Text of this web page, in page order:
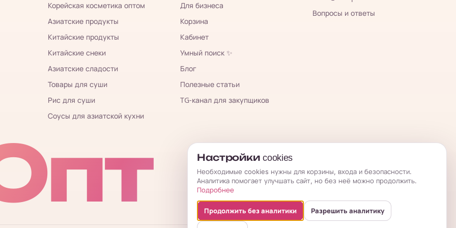
Корейская косметика оптом
Азиатские продукты
Китайские продукты
Китайские снеки
Азиатские сладости
Товары для суши
Рис для суши
Соусы для азиатской кухни
Для бизнеса
Корзина
Кабинет
Умный поиск ✨
Блог
Полезные статьи
TG-канал для закупщиков
Вопросы и ответы
Настройки cookies
Необходимые cookies нужны для корзины, входа и безопасности.
Аналитика помогает улучшать сайт, но без неё можно продолжить.
Подробнее
Продолжить без аналитики Разрешить аналитику